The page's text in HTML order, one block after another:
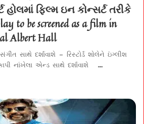
ફિલ્મ ઇન કોન્સર્ટ તરીકે
to be screened as a film in
Albert Hall
સાથે દર્શાવાશે – રિસ્ટોર્ડ શોલેને ઇંગ્લીશ
નાંખેલા એન્ડ સાથે દર્શાવાશે …